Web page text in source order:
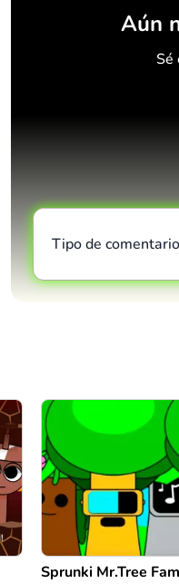
Aún
Sé
Tipo de comentario
Cancelar
Sprunki Mr.Tree